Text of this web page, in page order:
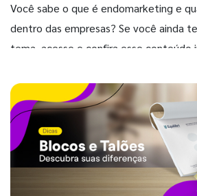
Você sabe o que é endomarketing e
dentro das empresas? Se você ainda
tema, acesse e confira esse conteúdo